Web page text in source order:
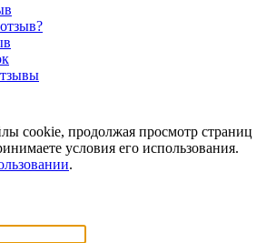
cookie, продолжая просмотр страниц
условия его использования.
.